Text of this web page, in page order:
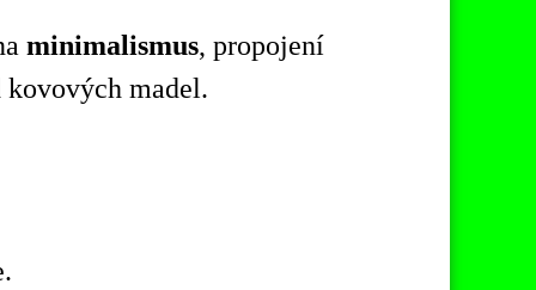
minimalismus, propojení
madel.